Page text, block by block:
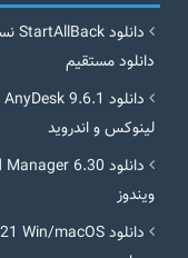
دانلود مستقیم
لینوکس و اندروید
ویندوز